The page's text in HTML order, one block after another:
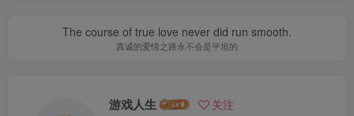
The course of true love never did run smooth.
真诚的爱情之路永不会是平坦的
游戏人生 关注